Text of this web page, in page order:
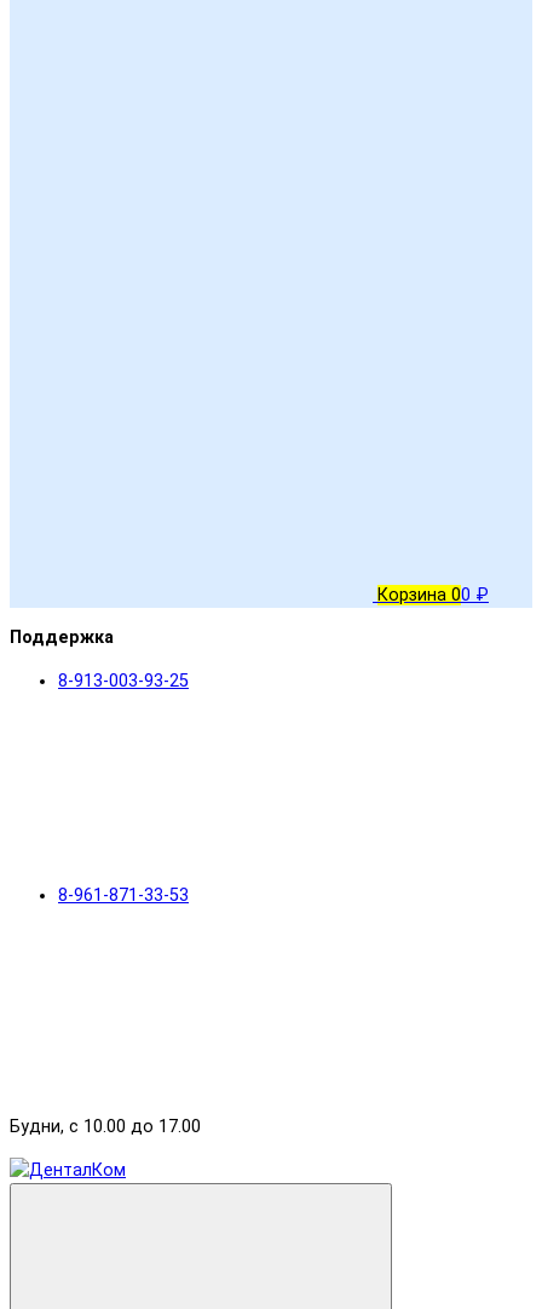
Корзина 00 ₽
Поддержка
8-913-003-93-25
8-961-871-33-53
Будни, с 10.00 до 17.00